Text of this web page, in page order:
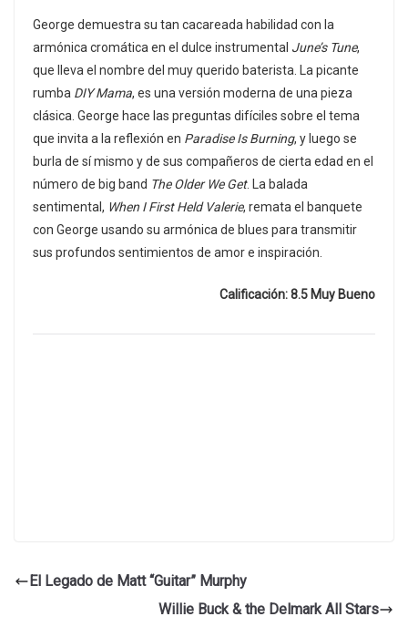
George demuestra su tan cacareada habilidad con la
armónica cromática en el dulce instrumental June’s Tune,
que lleva el nombre del muy querido baterista. La picante
rumba DIY Mama, es una versión moderna de una pieza
clásica. George hace las preguntas difíciles sobre el tema
que invita a la reflexión en Paradise Is Burning, y luego se
burla de sí mismo y de sus compañeros de cierta edad en el
número de big band The Older We Get. La balada
sentimental, When I First Held Valerie, remata el banquete
con George usando su armónica de blues para transmitir
sus profundos sentimientos de amor e inspiración.
Calificación: 8.5 Muy Bueno
El Legado de Matt “Guitar” Murphy
Willie Buck & the Delmark All Stars